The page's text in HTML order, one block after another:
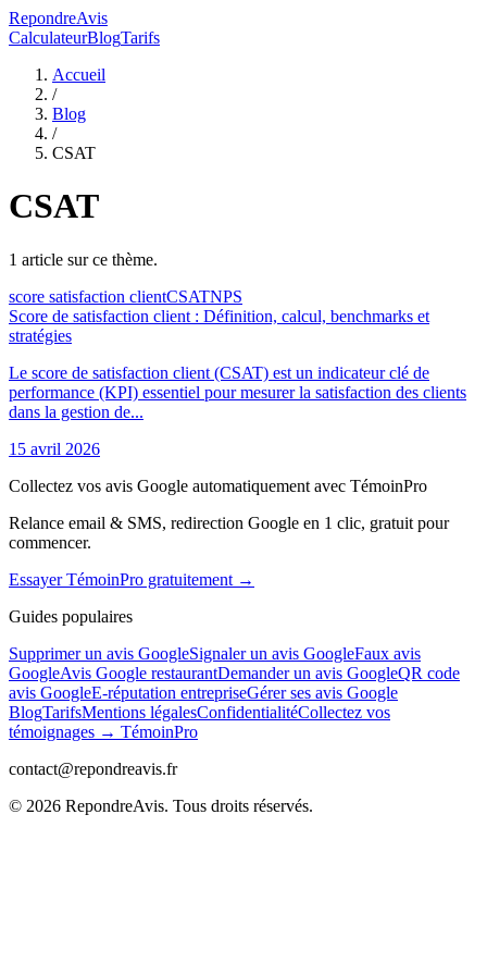
RepondreAvis
CalculateurBlogTarifs
Accueil
/
Blog
/
CSAT
CSAT
1 article sur ce thème.
score satisfaction clientCSATNPS
Score de satisfaction client : Définition, calcul, benchmarks et
stratégies
Le score de satisfaction client (CSAT) est un indicateur clé de
performance (KPI) essentiel pour mesurer la satisfaction des clients
dans la gestion de...
15 avril 2026
Collectez vos avis Google automatiquement avec TémoinPro
Relance email & SMS, redirection Google en 1 clic, gratuit pour
commencer.
Essayer TémoinPro gratuitement →
Guides populaires
Supprimer un avis GoogleSignaler un avis GoogleFaux avis
GoogleAvis Google restaurantDemander un avis GoogleQR code
avis GoogleE-réputation entrepriseGérer ses avis Google
BlogTarifsMentions légalesConfidentialitéCollectez vos
témoignages → TémoinPro
contact@repondreavis.fr
© 2026 RepondreAvis. Tous droits réservés.